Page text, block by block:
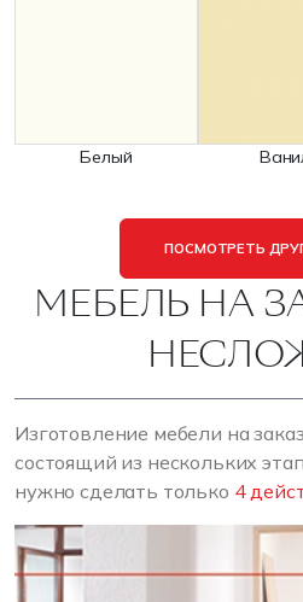
Белый
ПОСМОТРЕТЬ
МЕБЕЛЬ НА
Изготовление мебели на
состоящий из нескольких
нужно сделать только 4